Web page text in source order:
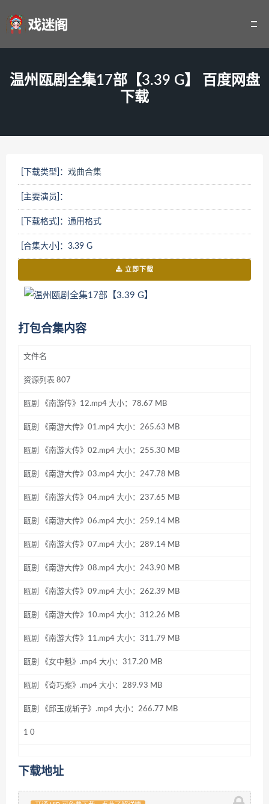
温州瓯剧全集17部【3.39 G】 百度网盘
下载
[下载类型]： 戏曲合集
[主要演员]：
[下载格式]：通用格式
[合集大小]：3.39 G
立即下载
打包合集内容
文件名
资源列表 807
瓯剧 《南游传》12.mp4 大小：78.67 MB
瓯剧 《南游大传》01.mp4 大小：265.63 MB
瓯剧 《南游大传》02.mp4 大小：255.30 MB
瓯剧 《南游大传》03.mp4 大小：247.78 MB
瓯剧 《南游大传》04.mp4 大小：237.65 MB
瓯剧 《南游大传》06.mp4 大小：259.14 MB
瓯剧 《南游大传》07.mp4 大小：289.14 MB
瓯剧 《南游大传》08.mp4 大小：243.90 MB
瓯剧 《南游大传》09.mp4 大小：262.39 MB
瓯剧 《南游大传》10.mp4 大小：312.26 MB
瓯剧 《南游大传》11.mp4 大小：311.79 MB
瓯剧 《女中魁》.mp4 大小：317.20 MB
瓯剧 《奇巧案》.mp4 大小：289.93 MB
瓯剧 《邱玉成斩子》.mp4 大小：266.77 MB
1 0
下载地址